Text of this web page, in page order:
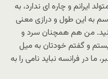
ایرانم و چاره ای ندارد، به
به این طول و درازی معنی
کنید. من هم همچنان سرد و
و گفتم خودتان به میل
کنید، پس از ۱۱ سپتامبر، ما در فرانسه نباید نامی را به